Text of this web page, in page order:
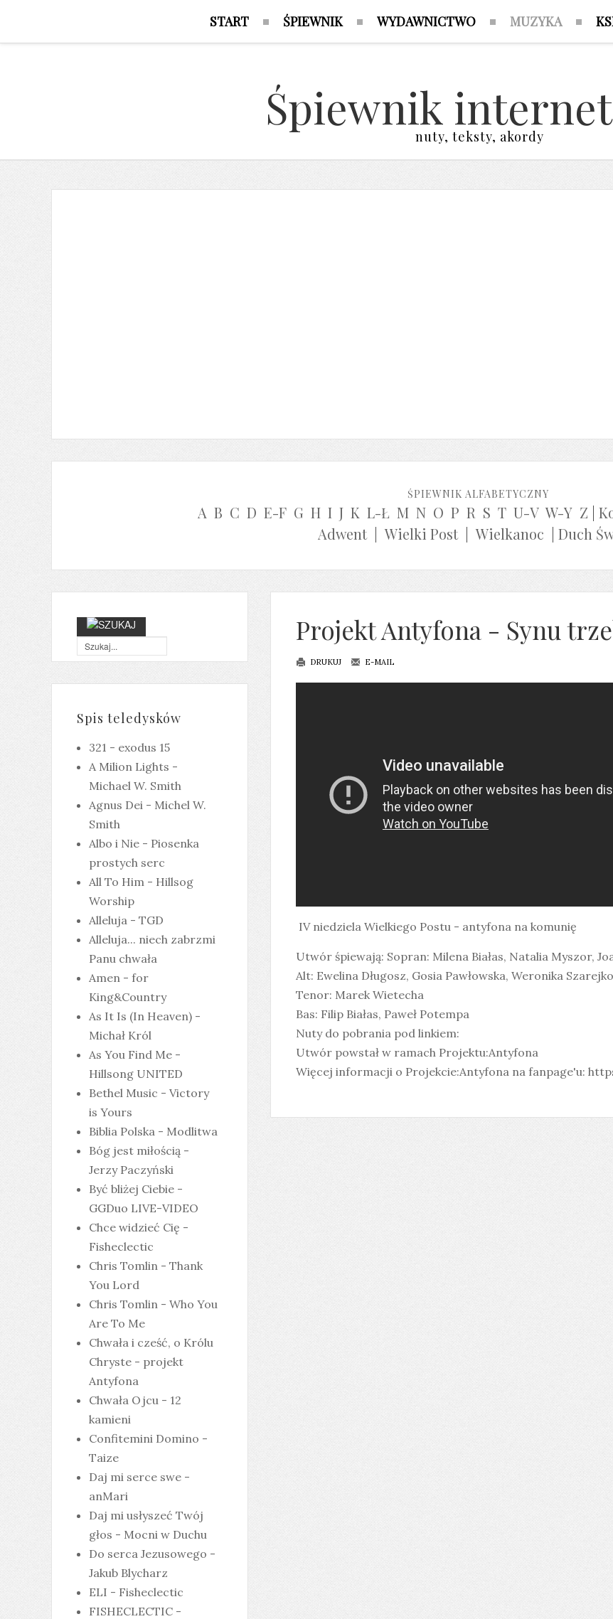
START ŚPIEWNIK WYDAWNICTWO MUZYKA
Śpiewnik
nuty, teksty, akordy
ŚPIEWNIK ALFABETYCZNY
A B C D E-F G H I J K L-Ł M N O P R S T U-V W-Y Z
Adwent| Wielki Post| Wielkanoc Duch
Spis teledysków
321 - exodus 15
A Milion Lights -
Michael W. Smith
Agnus Dei - Michel W.
Smith
Albo i Nie - Piosenka
prostych serc
All To Him - Hillsog
Worship
Alleluja - TGD
Alleluja... niech zabrzmi
Panu chwała
Amen - for
King&Country
As It Is (In Heaven) -
Michał Król
As You Find Me -
Hillsong UNITED
Bethel Music - Victory
is Yours
Biblia Polska - Modlitwa
Bóg jest miłością -
Jerzy Paczyński
Być bliżej Ciebie -
GGDuo LIVE-VIDEO
Chce widzieć Cię -
Fisheclectic
Chris Tomlin - Thank
You Lord
Chris Tomlin - Who You
Are To Me
Chwała i cześć, o Królu
Chryste - projekt
Antyfona
Chwała Ojcu - 12
kamieni
Confitemini Domino -
Taize
Daj mi serce swe -
anMari
Daj mi usłyszeć Twój
głos - Mocni w Duchu
Do serca Jezusowego -
Jakub Blycharz
ELI - Fisheclectic
FISHECLECTIC -
Projekt Antyfona - Synu
DRUKUJ E-MAIL
IV niedziela Wielkiego Postu - antyfona na komunię
Utwór śpiewają: Sopran: Milena Białas, Natalia Myszor,
Alt: Ewelina Długosz, Gosia Pawłowska, Weronika Szarejko
Tenor: Marek Wietecha
Bas: Filip Białas, Paweł Potempa
Nuty do pobrania pod linkiem:
Utwór powstał w ramach Projektu:Antyfona
Więcej informacji o Projekcie:Antyfona na fanpage'u: